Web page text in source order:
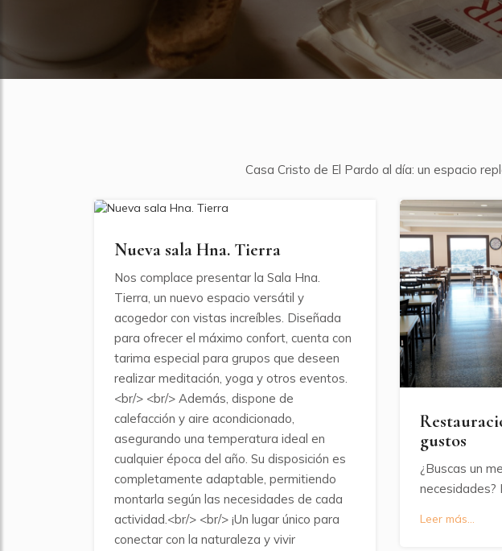
Casa Cristo de El Pardo al día: un espacio
Nueva sala Hna. Tierra
Nos complace presentar la Sala Hna.
Tierra, un nuevo espacio versátil y
acogedor con vistas increíbles. Diseñada
para ofrecer el máximo confort, cuenta con
tarima especial para grupos que deseen
realizar meditación, yoga y otros eventos.
<br/> <br/> Además, dispone de
calefacción y aire acondicionado,
asegurando una temperatura ideal en
cualquier época del año. Su disposición es
completamente adaptable, permitiendo
montarla según las necesidades de cada
actividad.<br/> <br/> ¡Un lugar único para
conectar con la naturaleza y vivir
gustos
¿Buscas un
necesidades?
Leer más...